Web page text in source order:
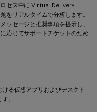
ロセス中に Virtual Delivery
をリアルタイムで分析します。
ッセージと推奨事項を提示し、
応じてサポートチケットのため
る仮想アプリおよびデスクト
。